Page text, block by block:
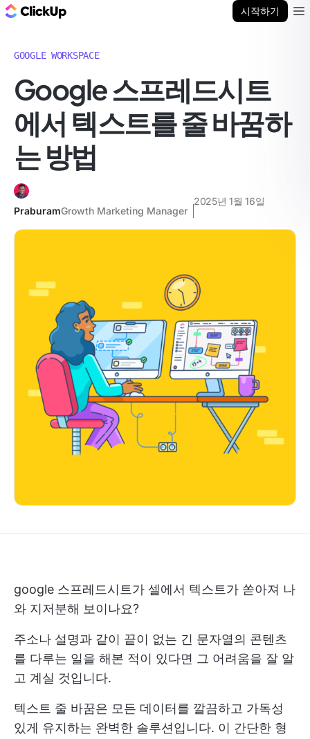
시작하기
GOOGLE WORKSPACE
Google 스프레드시트
에서 텍스트를 줄 바꿈하
는 방법
PraburamGrowth Marketing Manager
2025년 1월 16일
google 스프레드시트가 셀에서 텍스트가 쏟아져 나
와 지저분해 보이나요?
주소나 설명과 같이 끝이 없는 긴 문자열의 콘텐츠
를 다루는 일을 해본 적이 있다면 그 어려움을 잘 알
고 계실 것입니다.
텍스트 줄 바꿈은 모든 데이터를 깔끔하고 가독성
있게 유지하는 완벽한 솔루션입니다. 이 간단한 형